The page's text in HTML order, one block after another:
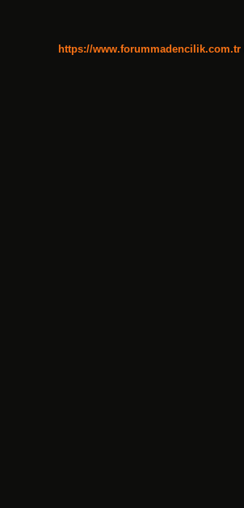
https://www.forummadencilik.com.tr